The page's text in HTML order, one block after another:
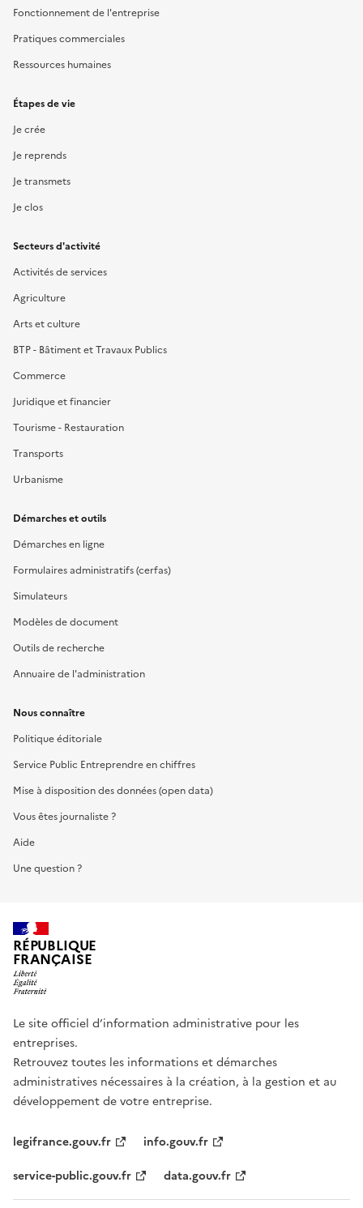
Fonctionnement de l'entreprise
Pratiques commerciales
Ressources humaines
Étapes de vie
Je crée
Je reprends
Je transmets
Je clos
Secteurs d'activité
Activités de services
Agriculture
Arts et culture
BTP - Bâtiment et Travaux Publics
Commerce
Juridique et financier
Tourisme - Restauration
Transports
Urbanisme
Démarches et outils
Démarches en ligne
Formulaires administratifs (cerfas)
Simulateurs
Modèles de document
Outils de recherche
Annuaire de l'administration
Nous connaître
Politique éditoriale
Service Public Entreprendre en chiffres
Mise à disposition des données (open data)
Vous êtes journaliste ?
Aide
Une question ?
RÉPUBLIQUE
FRANÇAISE
Le site officiel d’information administrative pour les
entreprises.
Retrouvez toutes les informations et démarches
administratives nécessaires à la création, à la gestion et au
développement de votre entreprise.
legifrance.gouv.fr
info.gouv.fr
service-public.gouv.fr
data.gouv.fr